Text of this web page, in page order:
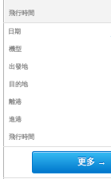
飛行時間
日期
機型
出發地
目的地
離港
進港
飛行時間
更多 →